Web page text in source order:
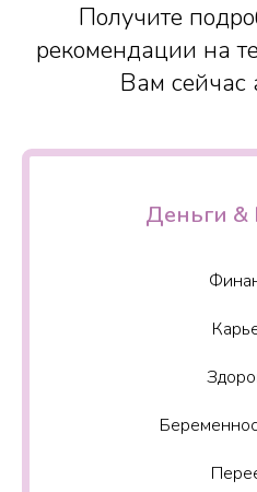
Получите
рекомендации на
Вам сейчас
Деньги &